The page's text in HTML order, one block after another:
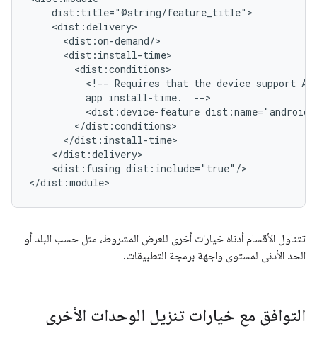
<!-- Requires that the device support AR
app install-time.
<dist:device-feature
<dist:fusing dist:include="true"/>
تتناول الأقسام أدناه خيارات أخرى للعرض المشروط، مثل حسب البلد أو
الحد الأدنى لمستوى واجهة برمجة التطبيقات.
التوافق مع خيارات تنزيل الوحدات الأخرى